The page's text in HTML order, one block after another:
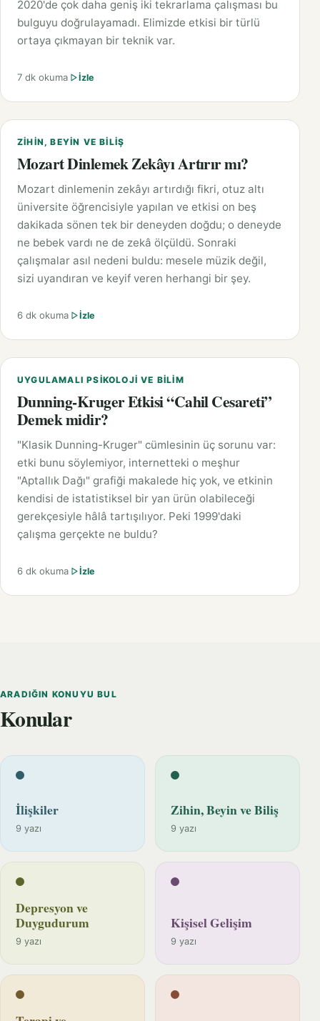
2020'de çok daha geniş iki tekrarlama çalışması bu
bulguyu doğrulayamadı. Elimizde etkisi bir türlü
ortaya çıkmayan bir teknik var.
7 dk okuma İzle
ZIHIN, BEYIN VE BILIŞ
Mozart Dinlemek Zekâyı Artırır mı?
Mozart dinlemenin zekâyı artırdığı fikri, otuz altı
üniversite öğrencisiyle yapılan ve etkisi on beş
dakikada sönen tek bir deneyden doğdu; o deneyde
ne bebek vardı ne de zekâ ölçüldü. Sonraki
çalışmalar asıl nedeni buldu: mesele müzik değil,
sizi uyandıran ve keyif veren herhangi bir şey.
6 dk okuma İzle
UYGULAMALI PSIKOLOJI VE BILIM
Dunning-Kruger Etkisi “Cahil Cesareti”
Demek midir?
"Klasik Dunning-Kruger" cümlesinin üç sorunu var:
etki bunu söylemiyor, internetteki o meşhur
"Aptallık Dağı" grafiği makalede hiç yok, ve etkinin
kendisi de istatistiksel bir yan ürün olabileceği
gerekçesiyle hâlâ tartışılıyor. Peki 1999'daki
çalışma gerçekte ne buldu?
6 dk okuma İzle
ARADIĞIN KONUYU BUL
Konular
İlişkiler
9 yazı
Zihin, Beyin ve Biliş
9 yazı
Depresyon ve
Duygudurum
9 yazı
Kişisel Gelişim
9 yazı